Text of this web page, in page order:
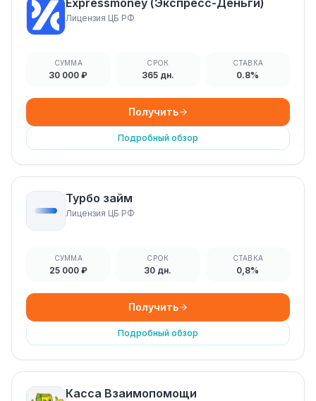
Expressmoney (Экспресс-Деньги)
Лицензия ЦБ РФ
СУММА
30 000 ₽
СРОК
365 дн.
СТАВКА
0.8%
Получить
Подробный обзор
Турбо займ
Лицензия ЦБ РФ
СУММА
25 000 ₽
СРОК
30 дн.
СТАВКА
0,8%
Получить
Подробный обзор
Касса Взаимопомощи